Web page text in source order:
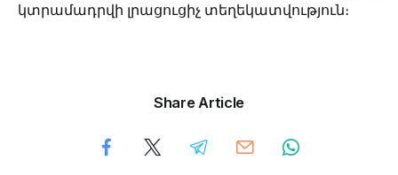
կտրամադրվի լրացուցիչ տեղեկատվություն։
Share Article